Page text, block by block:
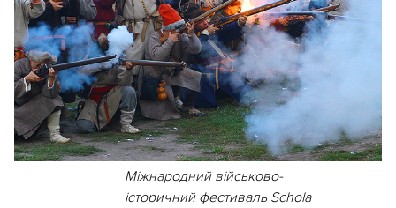
Міжнародний військово-
історичний фестиваль Schola